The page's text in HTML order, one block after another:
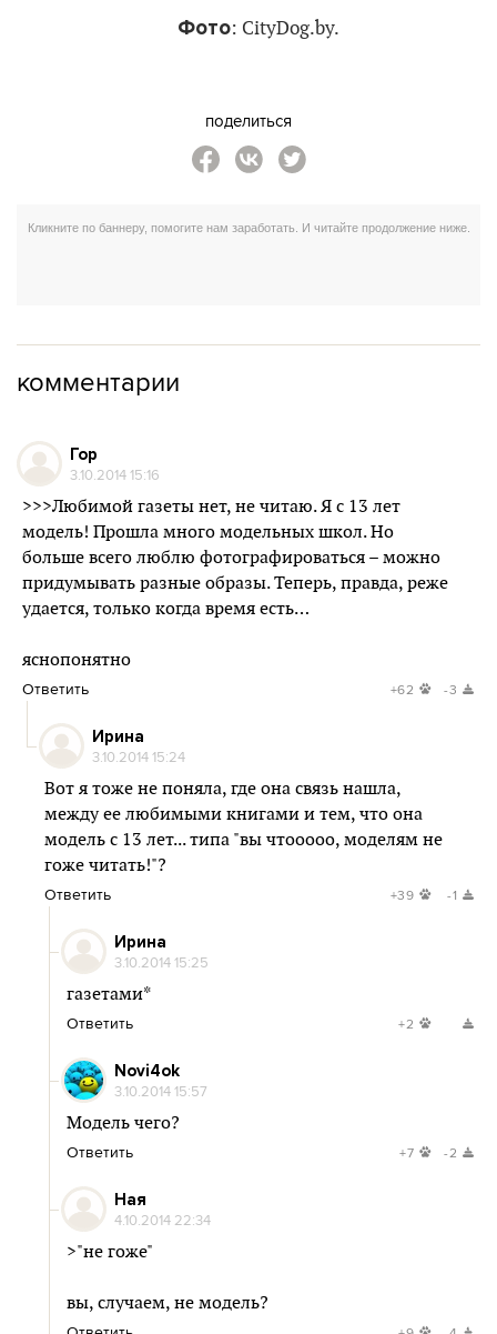
Фото: CityDog.by.
поделиться
комментарии
Гор
3.10.2014 15:16
>>>Любимой газеты нет, не читаю. Я с 13 лет
модель! Прошла много модельных школ. Но
больше всего люблю фотографироваться – можно
придумывать разные образы. Теперь, правда, реже
удается, только когда время есть…
яснопонятно
Ответить +62 -3
Ирина
3.10.2014 15:24
Вот я тоже не поняла, где она связь нашла,
между ее любимыми книгами и тем, что она
модель с 13 лет... типа "вы чтооооо, моделям не
гоже читать!"?
Ответить +39 -1
Ирина
3.10.2014 15:25
газетами*
Ответить +2
Novi4ok
3.10.2014 15:57
Модель чего?
Ответить +7 -2
Ная
4.10.2014 22:34
>"не гоже"
вы, случаем, не модель?